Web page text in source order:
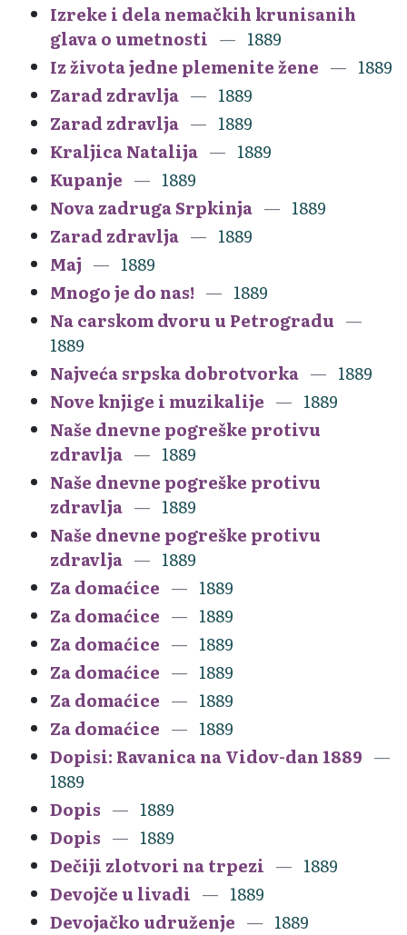
Izreke i dela nemačkih krunisanih
glava o umetnosti
1889
Iz života jedne plemenite žene
1889
Zarad zdravlja
1889
Zarad zdravlja
1889
Kraljica Natalija
1889
Kupanje
1889
Nova zadruga Srpkinja
1889
Zarad zdravlja
1889
Maj
1889
Mnogo je do nas!
1889
Na carskom dvoru u Petrogradu
1889
Najveća srpska dobrotvorka
1889
Nove knjige i muzikalije
1889
Naše dnevne pogreške protivu
zdravlja
1889
Naše dnevne pogreške protivu
zdravlja
1889
Naše dnevne pogreške protivu
zdravlja
1889
Za domaćice
1889
Za domaćice
1889
Za domaćice
1889
Za domaćice
1889
Za domaćice
1889
Za domaćice
1889
Dopisi: Ravanica na Vidov-dan 1889
1889
Dopis
1889
Dopis
1889
Dečiji zlotvori na trpezi
1889
Devojče u livadi
1889
Devojačko udruženje
1889